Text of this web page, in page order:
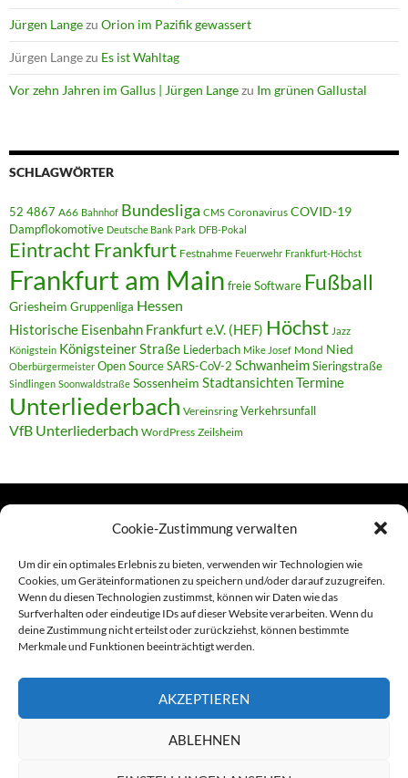
Cookie-Zustimmung verwalten
Um dir ein optimales Erlebnis zu bieten, verwenden wir Technologien wie
Cookies, um Geräteinformationen zu speichern und/oder darauf zuzugreifen.
Wenn du diesen Technologien zustimmst, können wir Daten wie das
Surfverhalten oder eindeutige IDs auf dieser Website verarbeiten. Wenn du
deine Zustimmung nicht erteilst oder zurückziehst, können bestimmte
Merkmale und Funktionen beeinträchtigt werden.
AKZEPTIEREN
ABLEHNEN
Jürgen Langezu Orion im Pazifik gewassert
Jürgen Langezu Es ist Wahltag
Vor zehn Jahren im Gallus | Jürgen Langezu Im grünen Gallustal
SCHLAGWÖRTER
52 4867 A66 Bahnhof Bundesliga CMS Coronavirus COVID-19
Dampflokomotive Deutsche Bank Park DFB-Pokal
Eintracht Frankfurt Festnahme Feuerwehr Frankfurt-Höchst
Frankfurt am Main freie Software Fußball
Griesheim Gruppenliga Hessen
Historische Eisenbahn Frankfurt e.V. (HEF) Höchst Jazz
Königstein Königsteiner Straße Liederbach Mike Josef Mond Nied
Oberbürgermeister Open SourceSARS-CoV-2 SchwanheimSieringstraße
Sindlingen Soonwaldstraße Sossenheim StadtansichtenTermine
Unterliederbach Vereinsring Verkehrsunfall
VfB Unterliederbach WordPress Zeilsheim
Links
Amiga (alt in Seite)
Amiga-News
Foto-Spaziergänge (Mainzauber)